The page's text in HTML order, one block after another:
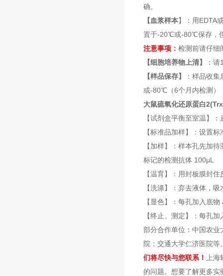
确。
【血浆样本】：用EDTA
置于-20℃或-80℃保存，
注意事项： 检测前请仔细
【细胞培养物上清】
：
【样品保存】
：样品收
或-80℃（6个月内检测）
大鼠硫氧化还原蛋白
【试剂盒平衡至室温】
【标准品加样】：设置
【加样】：样本孔先加
标记的检测抗体 100μL
【温育】：用封板膜封
【洗涤】：弃去液体，
【显色】：每孔加入底
【终止、测定】：每孔
部分合作单位：中国农
院；交通大学仁济医院等
们将尽快与您联系！
上
的问题。想要了解更多